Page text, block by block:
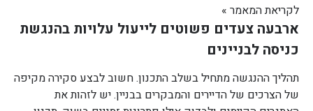
לקריאת המאמר »
ארבעה צעדים פשוטים לייעול עלויות בהנגשת
כניסה לבניינים
תהליך ההנגשה מתחיל בשלב התכנון. חשוב לבצע סקירה מקיפה
של הצרכים של הדיירים והמבקרים בבניין. יש לזהות את